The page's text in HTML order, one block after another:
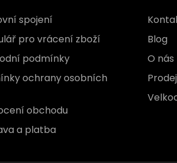
spojení
pro vrácení zboží
podmínky
ochrany osobních
obchodu
a platba
Blog
O nás